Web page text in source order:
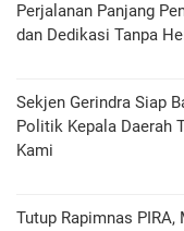
Perjalanan Panjang
dan Dedikasi Tanpa
Sekjen Gerindra Siap
Politik Kepala Daerah
Kami
Tutup Rapimnas